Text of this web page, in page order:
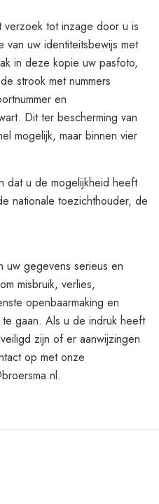
tot inzage door u is
uw identiteitsbewijs met
in deze kopie uw pasfoto,
strook met nummers
en
Dit ter bescherming van
mogelijk, maar binnen vier
dat u de mogelijkheid heeft
nationale toezichthouder, de
uw gegevens serieus en
misbruik, verlies,
openbaarmaking en
gaan. Als u de indruk heeft
zijn of er aanwijzingen
op met onze